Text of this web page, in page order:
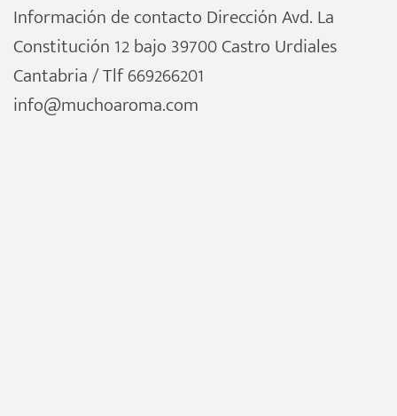
Información de contacto Dirección Avd. La
Constitución 12 bajo 39700 Castro Urdiales
Cantabria / Tlf 669266201
info@muchoaroma.com